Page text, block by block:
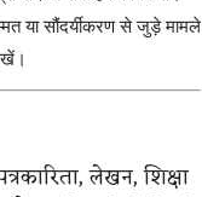
या सौंदर्यीकरण से जुड़े मामले
लेखन, शिक्षा